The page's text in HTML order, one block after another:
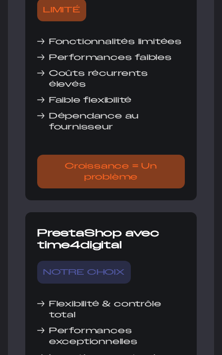
LIMITÉ
→ Fonctionnalités limitées
→ Performances faibles
→ Coûts récurrents
élevés
→ Faible flexibilité
→ Dépendance au
fournisseur
Croissance = Un
problème
PrestaShop avec
time4digital
NOTRE CHOIX
→ Flexibilité & contrôle
total
→ Performances
exceptionnelles